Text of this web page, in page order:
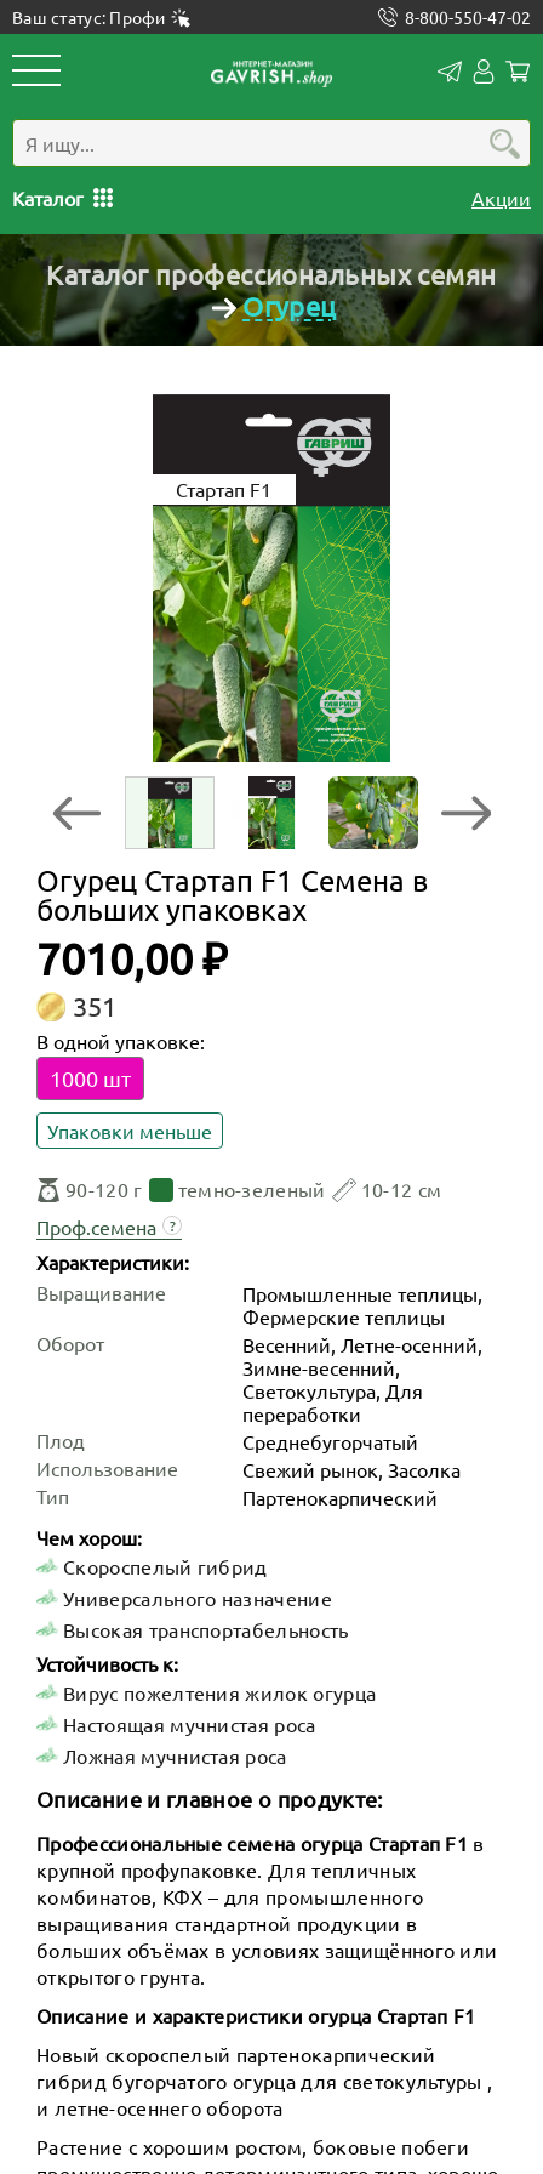
Ваш статус: Профи 8-800-550-47-02
Каталог Акции
Каталог профессиональных семян
Огурец
Стартап F1
Огурец Стартап F1 Семена в
больших упаковках
7010,00 ₽
351
В одной упаковке:
1000 шт
Упаковки меньше
90-120 г темно-зеленый
10-12 см
Проф.семена
?
Характеристики:
Выращивание
Промышленные теплицы,
Фермерские теплицы
Оборот
Весенний, Летне-осенний,
Зимне-весенний,
Светокультура, Для
переработки
Плод
Среднебугорчатый
Использование
Свежий рынок, Засолка
Тип
Партенокарпический
Чем хорош:
Скороспелый гибрид
Универсального назначение
Высокая транспортабельность
Устойчивость к:
Вирус пожелтения жилок огурца
Настоящая мучнистая роса
Ложная мучнистая роса
Описание и главное о продукте:
Профессиональные семена огурца Стартап F1 в
крупной профупаковке. Для тепличных
комбинатов, КФХ – для промышленного
выращивания стандартной продукции в
больших объёмах в условиях защищённого или
открытого грунта.
Описание и характеристики огурца Стартап F1
Новый скороспелый партенокарпический
гибрид бугорчатого огурца для светокультуры ,
и летне-осеннего оборота
Растение с хорошим ростом, боковые побеги